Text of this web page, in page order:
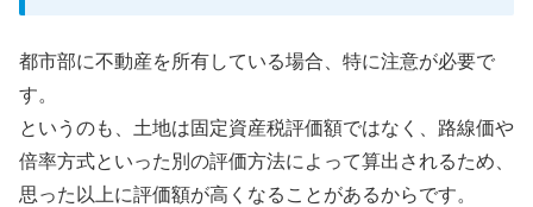
都市部に不動産を所有している場合、特に注意が必要で
す。
というのも、土地は固定資産税評価額ではなく、路線価や
倍率方式といった別の評価方法によって算出されるため、
思った以上に評価額が高くなることがあるからです。